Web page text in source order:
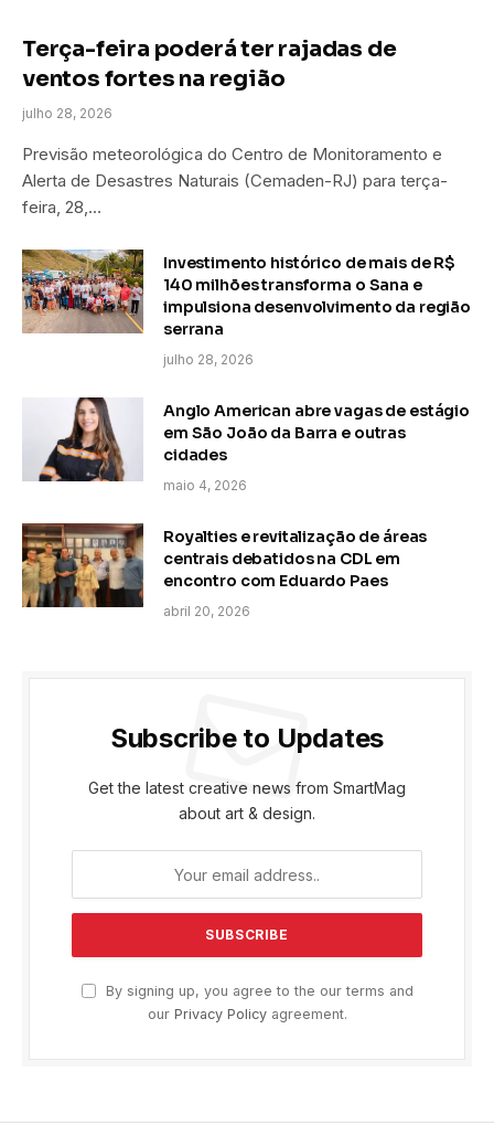
Terça-feira poderá ter rajadas de
ventos fortes na região
julho 28, 2026
Previsão meteorológica do Centro de Monitoramento e
Alerta de Desastres Naturais (Cemaden-RJ) para terça-
feira, 28,…
Investimento histórico de mais de R$
140 milhões transforma o Sana e
impulsiona desenvolvimento da região
serrana
julho 28, 2026
Anglo American abre vagas de estágio
em São João da Barra e outras
cidades
maio 4, 2026
Royalties e revitalização de áreas
centrais debatidos na CDL em
encontro com Eduardo Paes
abril 20, 2026
Subscribe to Updates
Get the latest creative news from SmartMag
about art & design.
By signing up, you agree to the our terms and
our Privacy Policyagreement.